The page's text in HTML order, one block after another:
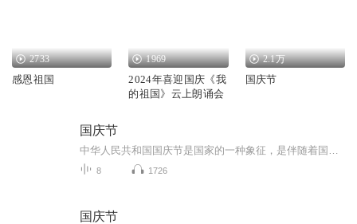
2733
感恩祖国
1969
2024年喜迎国庆《我
的祖国》云上朗诵会
2.1万
国庆节
国庆节
8 1726
国庆节